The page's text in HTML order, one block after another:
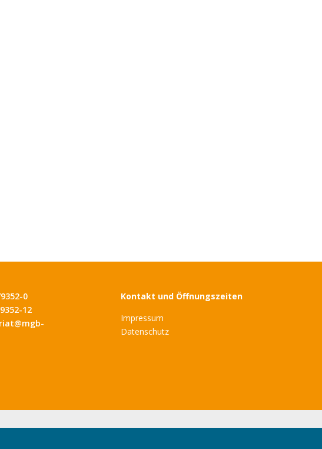
0
12
Kontakt und Öffnungszeiten
Impressum
Datenschutz